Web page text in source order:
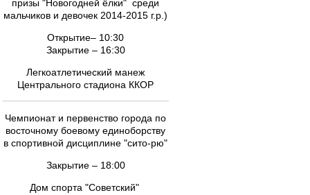
призы "Новогодней ёлки" среди
мальчиков и девочек 2014-2015 г.р.)
Открытие– 10:30
Закрытие – 16:30
Легкоатлетический манеж
Центрального стадиона ККОР
Чемпионат и первенство города по
восточному боевому единоборству
в спортивной дисциплине "сито-рю"
Закрытие – 18:00
Дом спорта "Советский"